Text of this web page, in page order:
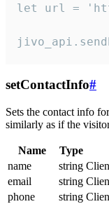
let url =
setContactInfo#
Sets the contact info
similarly as if the
Name Type
name
string
email
string
phone
string